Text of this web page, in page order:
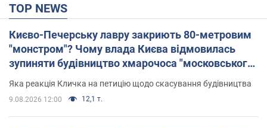
TOP NEWS
Києво-Печерську лавру закриють 80-метровим
"монстром"? Чому влада Києва відмовилась
зупиняти будівництво хмарочоса "московського
вірянина"
Яка реакція Кличка на петицію щодо скасування будівництва
9.08.2026 12:00 12,1 т.